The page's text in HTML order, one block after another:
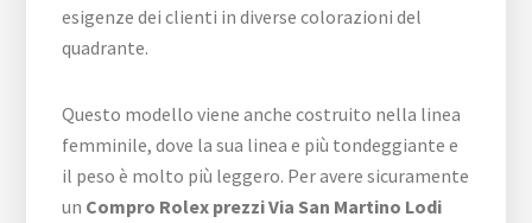
esigenze dei clienti in diverse colorazioni del
quadrante.
Questo modello viene anche costruito nella linea
femminile, dove la sua linea e più tondeggiante e
il peso è molto più leggero. Per avere sicuramente
un Compro Rolex prezzi Via San Martino Lodi